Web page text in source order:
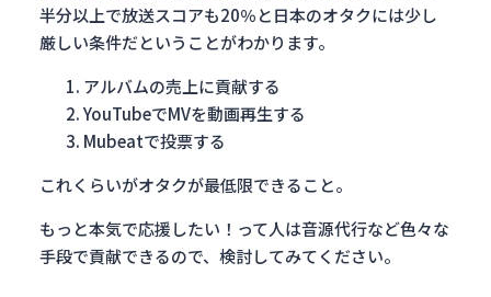
半分以上で放送スコアも20％と日本のオタクには少し
厳しい条件だということがわかります。
アルバムの売上に貢献する
YouTubeでMVを動画再生する
Mubeatで投票する
これくらいがオタクが最低限できること。
もっと本気で応援したい！って人は音源代行など色々な
手段で貢献できるので、検討してみてください。